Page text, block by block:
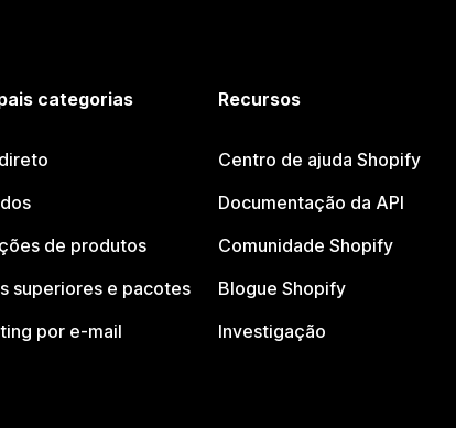
categorias
de produtos
superiores e pacotes
por e-mail
Recursos
Centro de ajuda Shopify
Documentação da API
Comunidade Shopify
Blogue Shopify
Investigação